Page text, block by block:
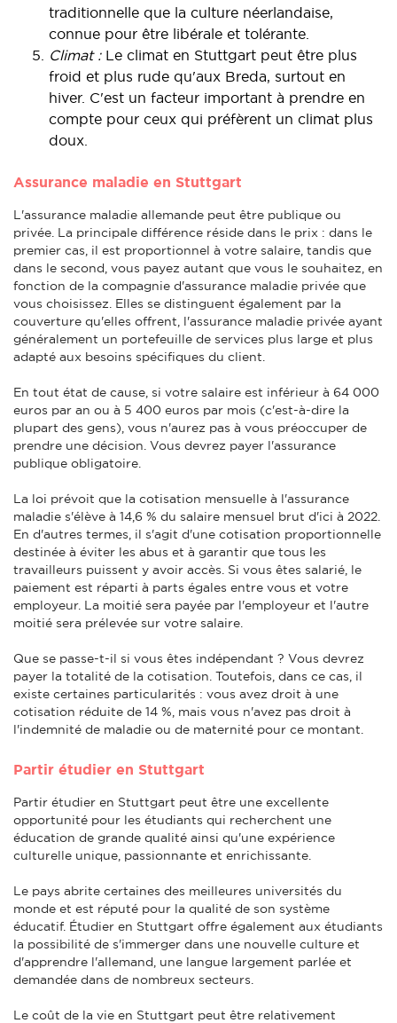
traditionnelle que la culture néerlandaise,
connue pour être libérale et tolérante.
Climat :Le climat en Stuttgart peut être plus
froid et plus rude qu'aux Breda, surtout en
hiver. C'est un facteur important à prendre en
compte pour ceux qui préfèrent un climat plus
doux.
Assurance maladie en Stuttgart
L'assurance maladie allemande peut être publique ou
privée. La principale différence réside dans le prix : dans le
premier cas, il est proportionnel à votre salaire, tandis que
dans le second, vous payez autant que vous le souhaitez, en
fonction de la compagnie d'assurance maladie privée que
vous choisissez. Elles se distinguent également par la
couverture qu'elles offrent, l'assurance maladie privée ayant
généralement un portefeuille de services plus large et plus
adapté aux besoins spécifiques du client.
En tout état de cause, si votre salaire est inférieur à 64 000
euros par an ou à 5 400 euros par mois (c'est-à-dire la
plupart des gens), vous n'aurez pas à vous préoccuper de
prendre une décision. Vous devrez payer l'assurance
publique obligatoire.
La loi prévoit que la cotisation mensuelle à l'assurance
maladie s'élève à 14,6 % du salaire mensuel brut d'ici à 2022.
En d'autres termes, il s'agit d'une cotisation proportionnelle
destinée à éviter les abus et à garantir que tous les
travailleurs puissent y avoir accès. Si vous êtes salarié, le
paiement est réparti à parts égales entre vous et votre
employeur. La moitié sera payée par l'employeur et l'autre
moitié sera prélevée sur votre salaire.
Que se passe-t-il si vous êtes indépendant ? Vous devrez
payer la totalité de la cotisation. Toutefois, dans ce cas, il
existe certaines particularités : vous avez droit à une
cotisation réduite de 14 %, mais vous n'avez pas droit à
l'indemnité de maladie ou de maternité pour ce montant.
Partir étudier en Stuttgart
Partir étudier en Stuttgart peut être une excellente
opportunité pour les étudiants qui recherchent une
éducation de grande qualité ainsi qu'une expérience
culturelle unique, passionnante et enrichissante.
Le pays abrite certaines des meilleures universités du
monde et est réputé pour la qualité de son système
éducatif. Étudier en Stuttgart offre également aux étudiants
la possibilité de s'immerger dans une nouvelle culture et
d'apprendre l'allemand, une langue largement parlée et
demandée dans de nombreux secteurs.
Le coût de la vie en Stuttgart peut être relativement